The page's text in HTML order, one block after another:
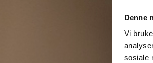
Denne
Vi
sosiale